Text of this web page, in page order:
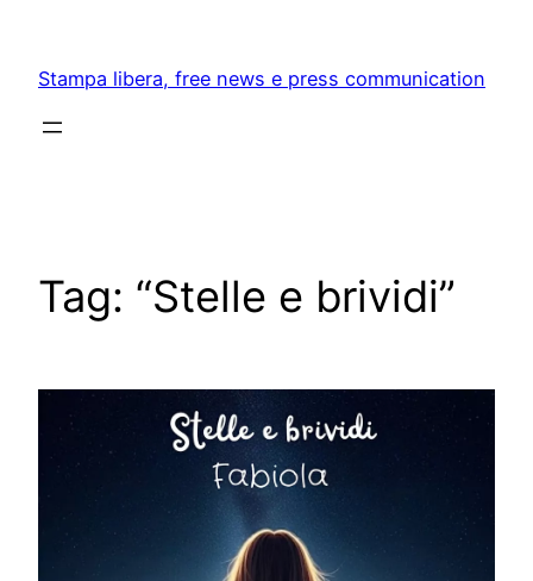
content
Stampa libera, free news e press communication
Tag: “Stelle e brividi”